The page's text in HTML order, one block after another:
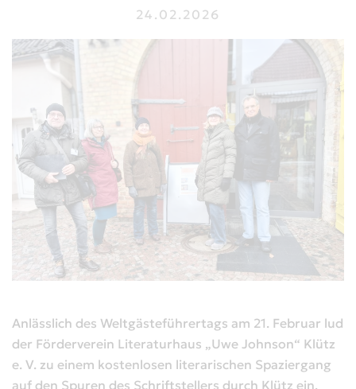
24.02.2026
Anlässlich des Weltgästeführertags am 21. Februar lud
der Förderverein Literaturhaus „Uwe Johnson“ Klütz
e. V. zu einem kostenlosen literarischen Spaziergang
auf den Spuren des Schriftstellers durch Klütz ein.